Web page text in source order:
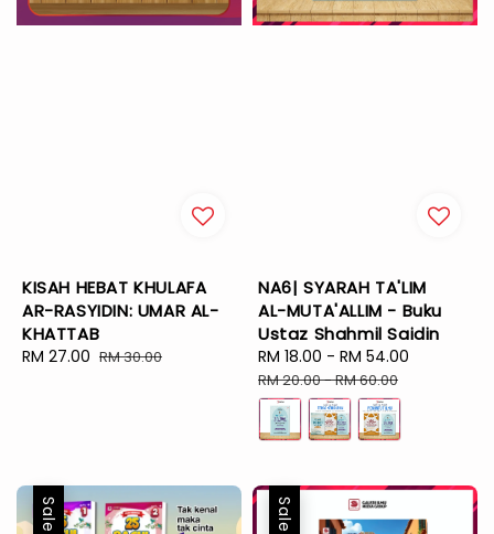
KISAH HEBAT KHULAFA
AR-RASYIDIN: UMAR AL-
KHATTAB
Sale
RM 27.00 Regular
RM 30.00
NA6| SYARAH TA'LIM
AL-MUTA'ALLIM - Buku
Ustaz Shahmil Saidin
Sale
price
RM 18.00 - RM 54.00
RM 20.00-RM 60.00
Sale Sale